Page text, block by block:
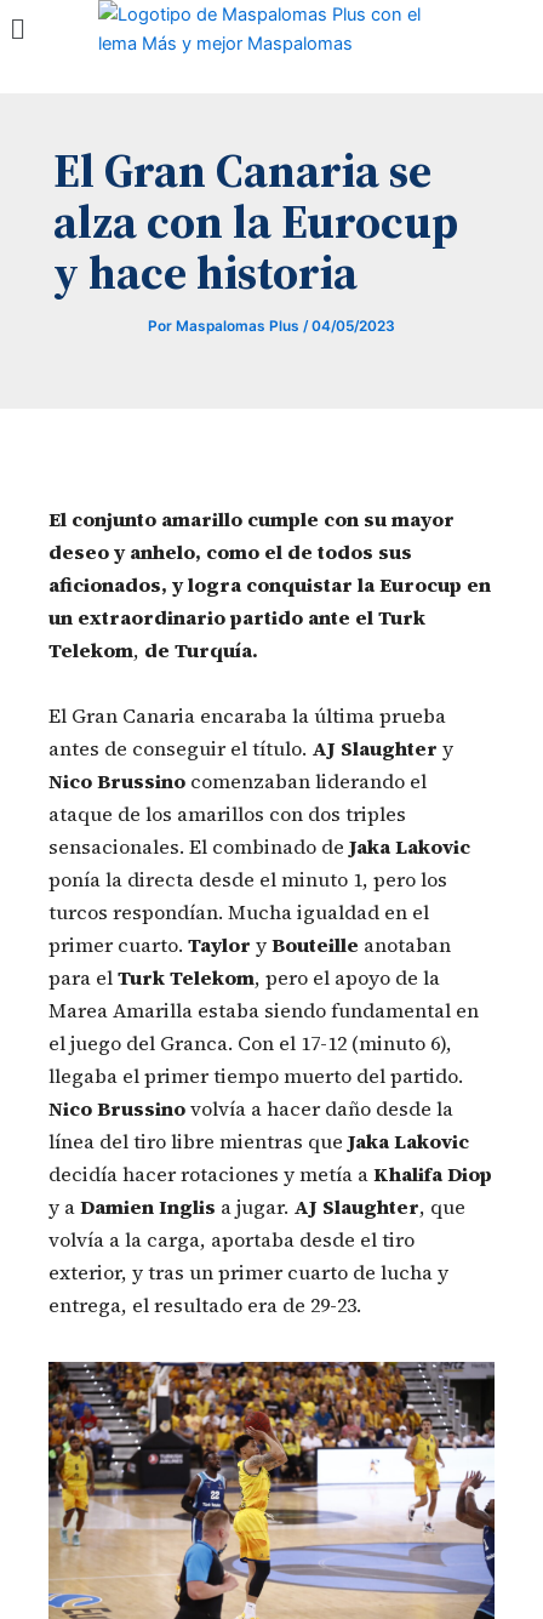
Menú
El Gran Canaria se
alza con la Eurocup
y hace historia
Por Maspalomas Plus /04/05/2023
El conjunto amarillo cumple con su mayor
deseo y anhelo, como el de todos sus
aficionados, y logra conquistar la Eurocup en
un extraordinario partido ante el Turk
Telekom, de Turquía.
El Gran Canaria encaraba la última prueba
antes de conseguir el título. AJ Slaughter y
Nico Brussino comenzaban liderando el
ataque de los amarillos con dos triples
sensacionales. El combinado de Jaka Lakovic
ponía la directa desde el minuto 1, pero los
turcos respondían. Mucha igualdad en el
primer cuarto. Taylor yBouteille anotaban
para elTurk Telekom, pero el apoyo de la
Marea Amarilla estaba siendo fundamental en
el juego del Granca. Con el 17-12 (minuto 6),
llegaba el primer tiempo muerto del partido.
Nico Brussinovolvía a hacer daño desde la
línea del tiro libre mientras que Jaka Lakovic
decidía hacer rotaciones y metía aKhalifa Diop
y aDamien Inglis a jugar. AJ Slaughter, que
volvía a la carga, aportaba desde el tiro
exterior, y tras un primer cuarto de lucha y
entrega, el resultado era de 29-23.